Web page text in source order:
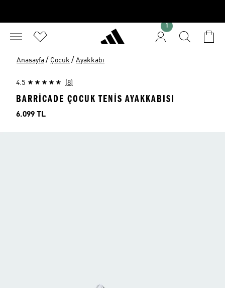
1
Anasayfa / Çocuk / Ayakkabı
4.5 (8)
BARRICADE ÇOCUK TENIS AYAKKABISI
Fiyat
6.099 TL